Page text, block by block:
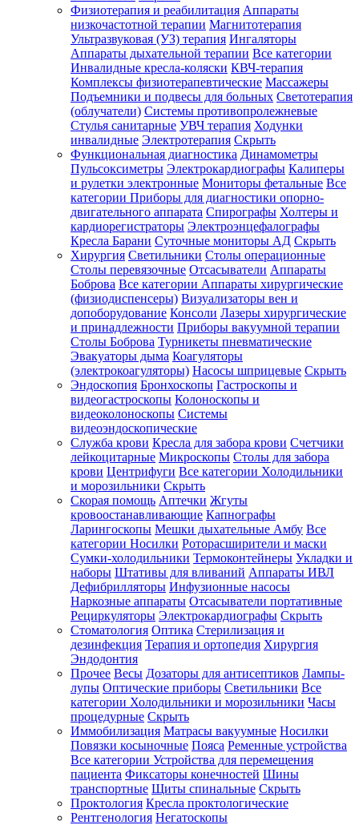
Физиотерапия и реабилитация Аппараты
низкочастотной терапии Магнитотерапия
Ультразвуковая (УЗ) терапия Ингаляторы
Аппараты дыхательной терапии Все категории
Инвалидные кресла-коляски КВЧ-терапия
Комплексы физиотерапевтические Массажеры
Подъемники и подвесы для больных Светотерапия
(облучатели) Системы противопролежневые
Стулья санитарные УВЧ терапия Ходунки
инвалидные Электротерапия Скрыть
Функциональная диагностика Динамометры
Пульсоксиметры Электрокардиографы Калиперы
и рулетки электронные Мониторы фетальные Все
категории Приборы для диагностики опорно-
двигательного аппарата Спирографы Холтеры и
кардиорегистраторы Электроэнцефалографы
Кресла Барани Суточные мониторы АД Скрыть
Хирургия Светильники Столы операционные
Столы перевязочные Отсасыватели Аппараты
Боброва Все категории Аппараты хирургические
(физиодиспенсеры) Визуализаторы вен и
допоборудование Консоли Лазеры хирургические
и принадлежности Приборы вакуумной терапии
Столы Боброва Турникеты пневматические
Эвакуаторы дыма Коагуляторы
(электрокоагуляторы) Насосы шприцевые Скрыть
Эндоскопия Бронхоскопы Гастроскопы и
видеогастроскопы Колоноскопы и
видеоколоноскопы Системы
видеоэндоскопические
Служба крови Кресла для забора крови Счетчики
лейкоцитарные Микроскопы Столы для забора
крови Центрифуги Все категории Холодильники
и морозильники Скрыть
Скорая помощь Аптечки Жгуты
кровоостанавливающие Капнографы
Ларингоскопы Мешки дыхательные Амбу Все
категории Носилки Роторасширители и маски
Сумки-холодильники Термоконтейнеры Укладки и
наборы Штативы для вливаний Аппараты ИВЛ
Дефибрилляторы Инфузионные насосы
Наркозные аппараты Отсасыватели портативные
Рециркуляторы Электрокардиографы Скрыть
Стоматология Оптика Стерилизация и
дезинфекция Терапия и ортопедия Хирургия
Эндодонтия
Прочее Весы Дозаторы для антисептиков Лампы-
лупы Оптические приборы Светильники Все
категории Холодильники и морозильники Часы
процедурные Скрыть
Иммобилизация Матрасы вакуумные Носилки
Повязки косыночные Пояса Ременные устройства
Все категории Устройства для перемещения
пациента Фиксаторы конечностей Шины
транспортные Щиты спинальные Скрыть
Проктология Кресла проктологические
Рентгенология Негатоскопы